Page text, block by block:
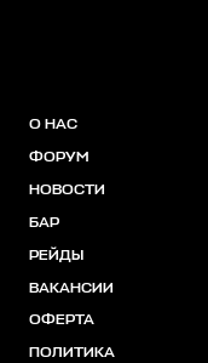
О НАС
ФОРУМ
НОВОСТИ
БАР
РЕЙДЫ
ВАКАНСИИ
ОФЕРТА
ПОЛИТИКА